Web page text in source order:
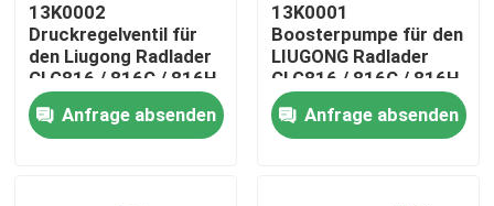
13K0002
Druckregelventil für
den Liugong Radlader
CLG816 / 816C / 816H
CLG818 / 820C / 820H
Anfrage absenden
13K0001
Boosterpumpe für den
LIUGONG Radlader
CLG816 / 816C / 816H
CLG818 / 820C
Anfrage absenden